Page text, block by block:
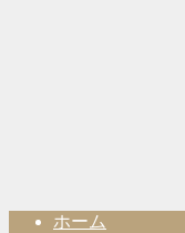
ホーム